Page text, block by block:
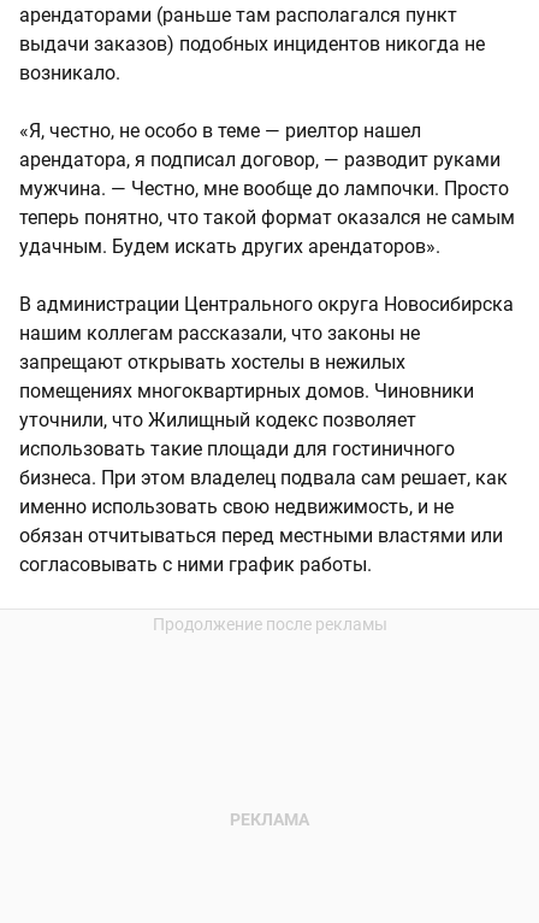
арендаторами (раньше там располагался пункт
выдачи заказов) подобных инцидентов никогда не
возникало.
«Я, честно, не особо в теме — риелтор нашел
арендатора, я подписал договор, — разводит руками
мужчина. — Честно, мне вообще до лампочки. Просто
теперь понятно, что такой формат оказался не самым
удачным. Будем искать других арендаторов».
В администрации Центрального округа Новосибирска
нашим коллегам рассказали, что законы не
запрещают открывать хостелы в нежилых
помещениях многоквартирных домов. Чиновники
уточнили, что Жилищный кодекс позволяет
использовать такие площади для гостиничного
бизнеса. При этом владелец подвала сам решает, как
именно использовать свою недвижимость, и не
обязан отчитываться перед местными властями или
согласовывать с ними график работы.